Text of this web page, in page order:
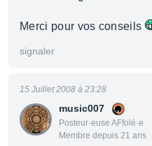
Merci pour vos conseils
signaler
music007
Posteur·euse AFfolé·e
Membre depuis 21 ans
15 Juillet 2008 à 23:28